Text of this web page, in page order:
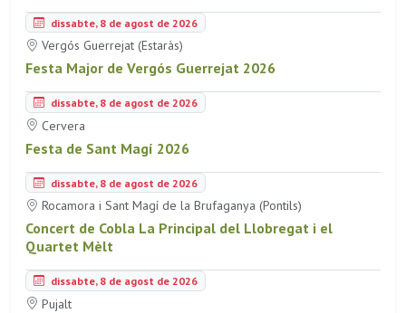
dissabte, 8 de agost de 2026
Vergós Guerrejat (Estaràs)
Festa Major de Vergós Guerrejat 2026
dissabte, 8 de agost de 2026
Cervera
Festa de Sant Magí 2026
dissabte, 8 de agost de 2026
Rocamora i Sant Magí de la Brufaganya (Pontils)
Concert de Cobla La Principal del Llobregat i el
Quartet Mèlt
dissabte, 8 de agost de 2026
Pujalt